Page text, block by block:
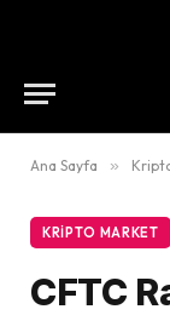
Ana Sayfa »
KRIPTO MARKET
CFTC